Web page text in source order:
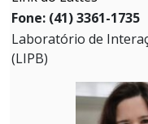
Fone: (41) 3361-1735
Laboratório de
(LIPB)